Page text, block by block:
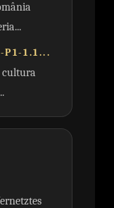
1.1...
cultura